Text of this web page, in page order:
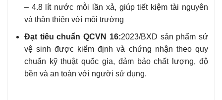
– 4.8 lít nước mỗi lần xả, giúp tiết kiệm tài nguyên
và thân thiện với môi trường
Đạt tiêu chuẩn QCVN 16:2023/BXD sản phẩm sứ
vệ sinh được kiểm định và chứng nhận theo quy
chuẩn kỹ thuật quốc gia, đảm bảo chất lượng, độ
bền và an toàn với người sử dụng.